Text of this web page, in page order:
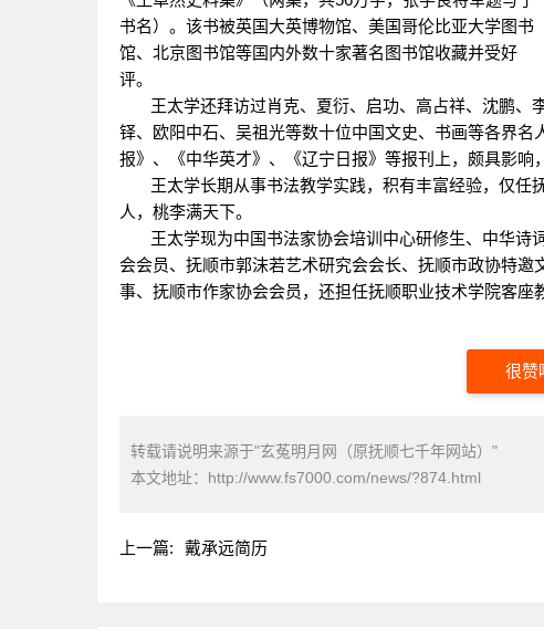
书名）。该书被英国大英博物馆、美国哥伦比亚大学图书
馆、北京图书馆等国内外数十家著名图书馆收藏并受好
评。
王太学还拜访过肖克、夏衍、启功、高占祥、沈鹏、
铎、欧阳中石、吴祖光等数十位中国文史、书画等各界
报》、《中华英才》、《辽宁日报》等报刊上，颇具影响
王太学长期从事书法教学实践，积有丰富经验，仅
人，桃李满天下。
王太学现为中国书法家协会培训中心研修生、中华
会会员、抚顺市郭沫若艺术研究会会长、抚顺市政协特
事、抚顺市作家协会会员，还担任抚顺职业技术学院客座
很赞
转载请说明来源于"玄菟明月网（原抚顺七千年网站）"
本文地址： http://www.fs7000.com/news/?874.html
上一篇: 戴承远简历